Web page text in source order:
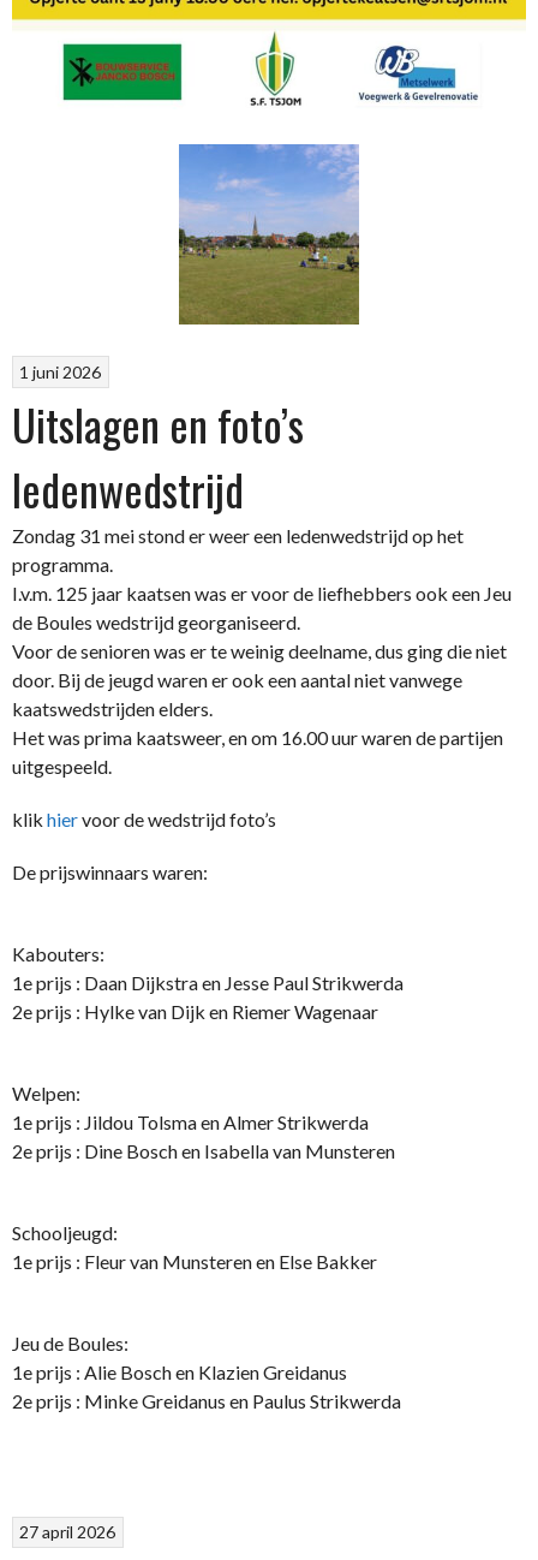
1 juni 2026
Uitslagen en foto’s
ledenwedstrijd
Zondag 31 mei stond er weer een ledenwedstrijd op het
programma.
I.v.m. 125 jaar kaatsen was er voor de liefhebbers ook een Jeu
de Boules wedstrijd georganiseerd.
Voor de senioren was er te weinig deelname, dus ging die niet
door. Bij de jeugd waren er ook een aantal niet vanwege
kaatswedstrijden elders.
Het was prima kaatsweer, en om 16.00 uur waren de partijen
uitgespeeld.
klik hiervoor de wedstrijd foto’s
De prijswinnaars waren:
Kabouters:
1e prijs : Daan Dijkstra en Jesse Paul Strikwerda
2e prijs : Hylke van Dijk en Riemer Wagenaar
Welpen:
1e prijs : Jildou Tolsma en Almer Strikwerda
2e prijs : Dine Bosch en Isabella van Munsteren
Schooljeugd:
1e prijs : Fleur van Munsteren en Else Bakker
Jeu de Boules:
1e prijs : Alie Bosch en Klazien Greidanus
2e prijs : Minke Greidanus en Paulus Strikwerda
27 april 2026